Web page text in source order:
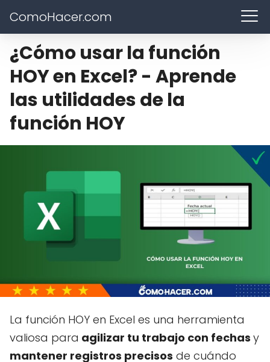
ComoHacer.com
¿Cómo usar la función
HOY en Excel? - Aprende
las utilidades de la
función HOY
La función HOY en Excel es una herramienta
valiosa para agilizar tu trabajo con fechas y
mantener registros precisos de cuándo